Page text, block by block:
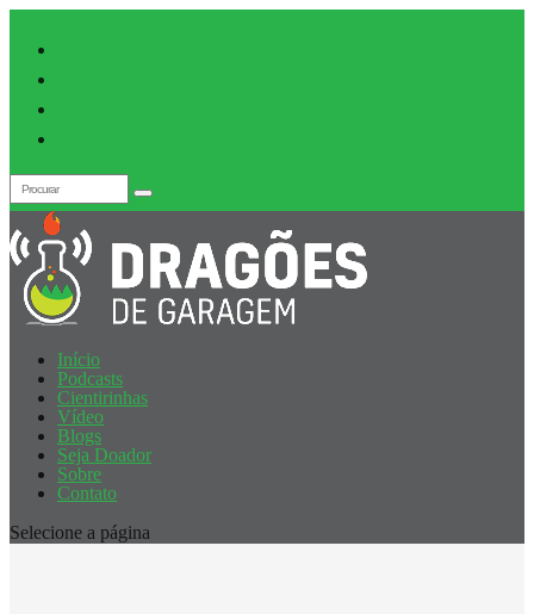
Início
Podcasts
Cientirinhas
Vídeo
Blogs
Seja Doador
Sobre
Contato
Selecione a página